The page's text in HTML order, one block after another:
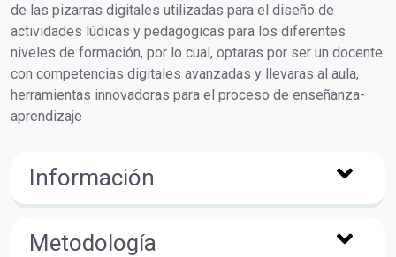
de las pizarras digitales utilizadas para el diseño de
actividades lúdicas y pedagógicas para los diferentes
niveles de formación, por lo cual, optaras por ser un docente
con competencias digitales avanzadas y llevaras al aula,
herramientas innovadoras para el proceso de enseñanza-
aprendizaje
Información
Metodología